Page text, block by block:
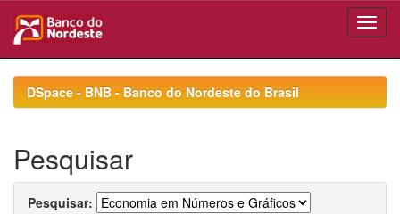
navigationDSpace - BNB - Banco do Nordeste do Brasil
Pesquisar
Pesquisar: